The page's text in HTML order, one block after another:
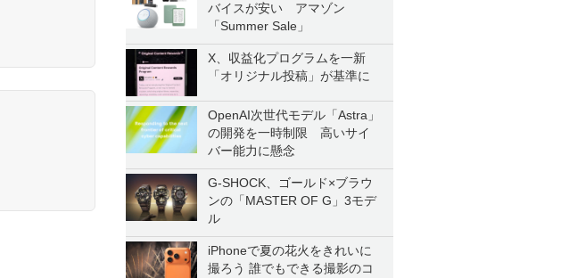
バイスが安い アマゾン
「Summer Sale」
X、収益化プログラムを一新
「オリジナル投稿」が基準に
OpenAI次世代モデル「Astra」
の開発を一時制限 高いサイ
バー能力に懸念
G-SHOCK、ゴールド×ブラウ
ンの「MASTER OF G」3モデ
ル
iPhoneで夏の花火をきれいに
撮ろう 誰でもできる撮影のコ